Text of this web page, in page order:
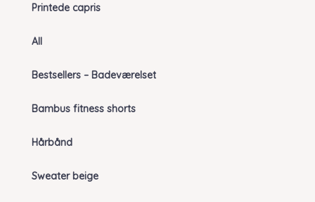
Printede capris
All
Bestsellers – Badeværelset
Bambus fitness shorts
Hårbånd
Sweater beige